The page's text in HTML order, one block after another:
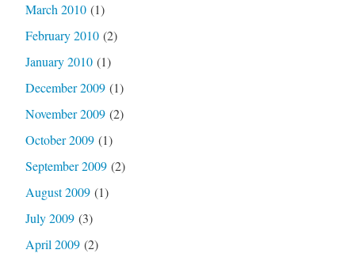
March 2010(1)
February 2010(2)
January 2010(1)
December 2009(1)
November 2009(2)
October 2009(1)
September 2009(2)
August 2009(1)
July 2009(3)
April 2009(2)